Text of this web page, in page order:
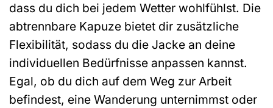
dass du dich bei jedem Wetter wohlfühlst. Die
abtrennbare Kapuze bietet dir zusätzliche
Flexibilität, sodass du die Jacke an deine
individuellen Bedürfnisse anpassen kannst.
Egal, ob du dich auf dem Weg zur Arbeit
befindest, eine Wanderung unternimmst oder